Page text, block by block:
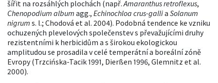
šířit na rozsáhlých plochách (např. Amaranthus retroflexus,
Chenopodium album agg., Echinochloa crus-gallia Solanum
nigrum s. l.; Chodová et al. 2004). Podobná tendence ke vzniku
ochuzených plevelových společenstev s převažujícími druhy
rezistentními k herbicidům a s širokou ekologickou
amplitudou se prosadila v celé temperátní a boreální zóně
Evropy (Trzcińska-Tacik 1991, Dierßen 1996, Glemnitz et al.
2000).